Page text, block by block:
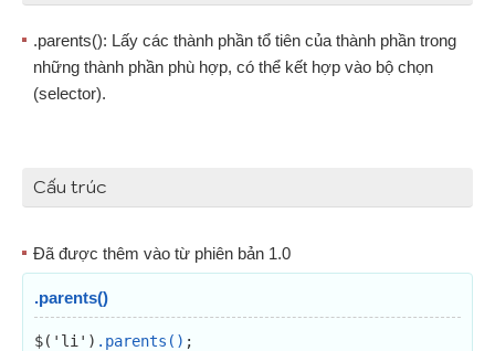
.parents(): Lấy các thành phần tổ tiên của thành phần trong
những thành phần phù hợp, có thể kết hợp vào bộ chọn
(selector).
Cấu trúc
Đã được thêm vào từ phiên bản 1.0
.parents()
$('li') .parents() ;